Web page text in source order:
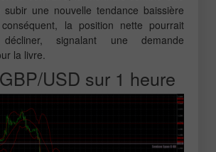
une nouvelle tendance baissière
la position nette pourrait
signalant une demande
la livre.
USD sur 1 heure